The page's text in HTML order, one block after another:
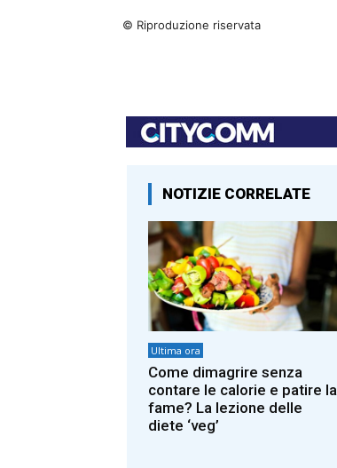
© Riproduzione riservata
NOTIZIE CORRELATE
Ultima ora
Come dimagrire senza
contare le calorie e patire la
fame? La lezione delle
diete ‘veg’